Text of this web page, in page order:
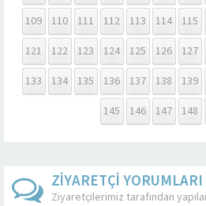
109 110 111 112 113 114 115
121
122 123 124 125 126 127
133
134 135 136 137 138 139
145
146 147 148
ZİYARETÇİ YORUMLARI
Ziyaretçilerimiz tarafından